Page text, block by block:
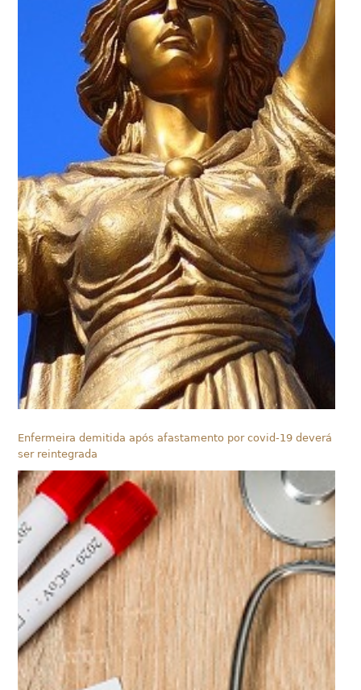
Enfermeira demitida após afastamento por covid-19 deverá
ser reintegrada